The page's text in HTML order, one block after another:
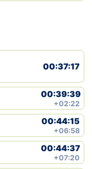
00:37:17
00:39:39
+02:22
00:44:15
+06:58
00:44:37
+07:20